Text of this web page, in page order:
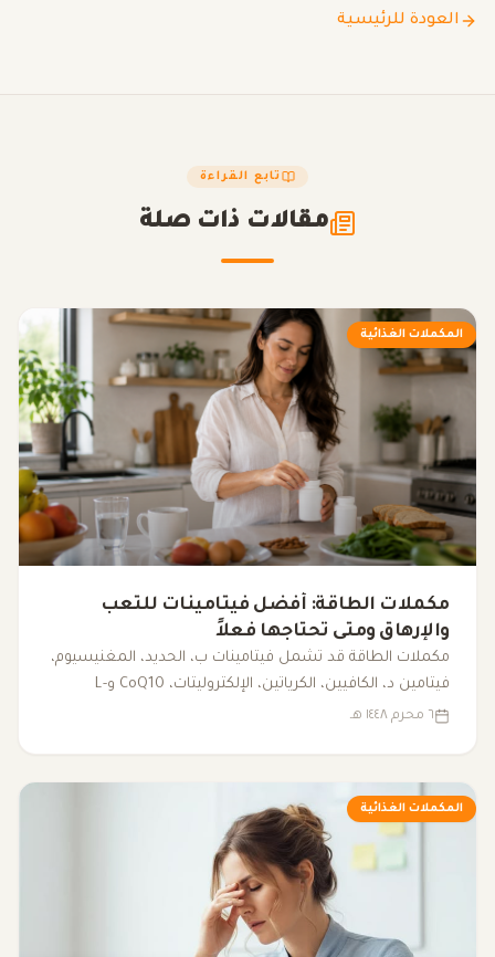
العودة للرئيسية
تابع القراءة
مقالات ذات صلة
المكملات الغذائية
مكملات الطاقة: أفضل فيتامينات للتعب
والإرهاق ومتى تحتاجها فعلاً
مكملات الطاقة قد تشمل فيتامينات ب، الحديد، المغنيسيوم،
فيتامين د، الكافيين، الكرياتين، الإلكتروليتات، CoQ10 وL-
carnitine. يوضح هذا المقال متى قد تساعد، ومتى يكون
٦ محرم ١٤٤٨ هـ
المكملات الغذائية